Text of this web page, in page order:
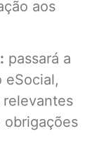
aos
passará a
eSocial,
obrigações